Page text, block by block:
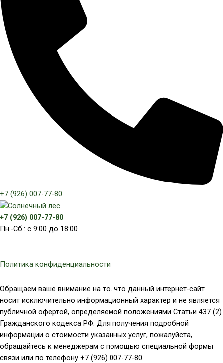
+7 (926) 007-77-80
+7 (926) 007-77-80
Пн.-Сб.: с 9:00 до 18:00
Политика конфиденциальности
Обращаем ваше внимание на то, что данный интернет-сайт
носит исключительно информационный характер и не является
публичной офертой, определяемой положениями Статьи 437 (2)
Гражданского кодекса РФ. Для получения подробной
информации о стоимости указанных услуг, пожалуйста,
обращайтесь к менеджерам с помощью специальной формы
связи или по телефону +7 (926) 007-77-80.